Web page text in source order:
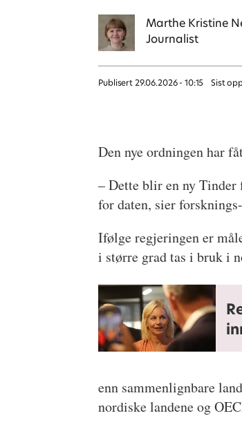
Marthe Kristine
Journalist
Publisert 29.06.2026 - 10:15 Sist
Den nye ordningen har
– Dette blir en ny
for daten, sier
Ifølge regjeringen er
i større grad tas i bruk i
enn sammenlignbare
nordiske landene og